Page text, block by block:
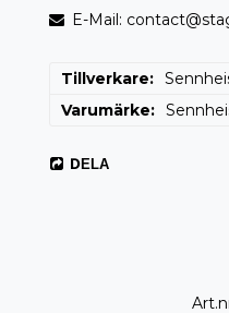
E-Mail:
Tillverkare
Varumärke
DELA